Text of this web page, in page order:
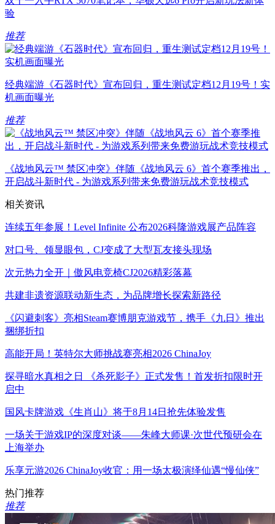
验
推荐
经典端游《石器时代》宣布回归，重生测试定档12月19号！实
机画面曝光
推荐
《战地风云™ 禁区冲突》伴随《战地风云 6》首个赛季推出，
开启战斗新时代 - 为游戏系列带来免费游玩战术竞技模式
相关资讯
连续五年参展！Level Infinite 公布2026科隆游戏展产品阵容
对口号、领显眼包，CJ变成了大型瓦友接头现场
次元热力全开｜傲风电竞椅CJ2026精彩落幕
共建非遗资源联动新生态，为品牌增长探索新路径
《闪避刺客》亮相Steam赛博朋克游戏节，携手《九日》推出
捆绑折扣
高能开局！英特尔大师挑战赛亮相2026 ChinaJoy
探寻暗水真相之日 《杀死影子》正式发售！首发折扣限时开
启中
国风卡牌游戏《生肖山》将于8月14日抢先体验发售
一场关于游戏IP的深度对谈——朱峰大师课·次世代预研会在
上海举办
乐享元游2026 ChinaJoy收官：用一场太极演绎仙遇“慢仙侠”
热门推荐
推荐